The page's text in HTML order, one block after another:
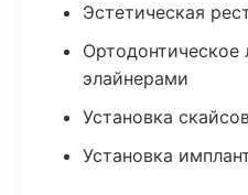
Эстетическая
Ортодонтическое
элайнерами
Установка
Установка